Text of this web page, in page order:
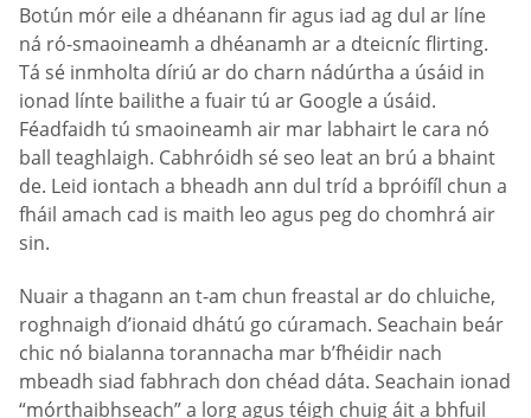
Botún mór eile a dhéanann fir agus iad ag dul ar líne
ná ró-smaoineamh a dhéanamh ar a dteicníc flirting.
Tá sé inmholta díriú ar do charn nádúrtha a úsáid in
ionad línte bailithe a fuair tú ar Google a úsáid.
Féadfaidh tú smaoineamh air mar labhairt le cara nó
ball teaghlaigh. Cabhróidh sé seo leat an brú a bhaint
de. Leid iontach a bheadh ann dul tríd a bpróifíl chun a
fháil amach cad is maith leo agus peg do chomhrá air
sin.
Nuair a thagann an t-am chun freastal ar do chluiche,
roghnaigh d’ionaid dhátú go cúramach. Seachain beár
chic nó bialanna torannacha mar b’fhéidir nach
mbeadh siad fabhrach don chéad dáta. Seachain ionad
“mórthaibhseach” a lorg agus téigh chuig áit a bhfuil